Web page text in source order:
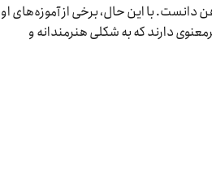
دانست. با این حال، برخی از آموزه‌های او
دارند که به شکلی هنرمندانه و